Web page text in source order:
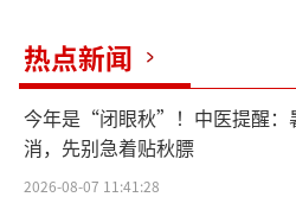
彩”、“品味京彩”、“
京彩”、“同享京彩”，
章，教育引导广大网民
量，助力新京彩。
热点新闻
今年是“闭眼秋”！中医提醒：
消，先别急着贴秋膘
2026-08-07 11:41:28